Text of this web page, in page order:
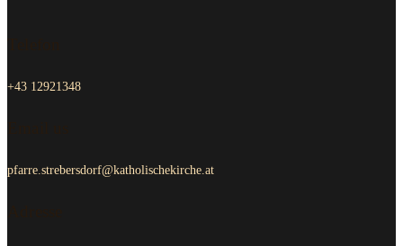
+43 12921348
pfarre.strebersdorf@katholischekirche.at